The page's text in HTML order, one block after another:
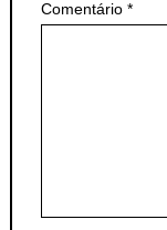
Comentário *